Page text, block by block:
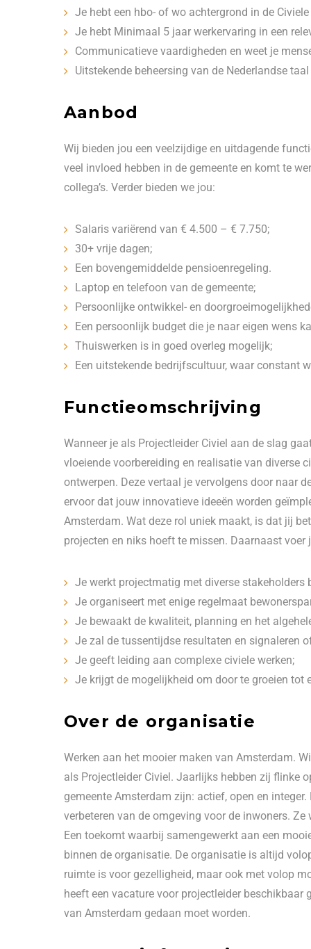
Je hebt een hbo- of wo achtergrond in de Civiele
Je hebt Minimaal 5 jaar werkervaring in een
Communicatieve vaardigheden en weet je
Uitstekende beheersing van de Nederlandse
Aanbod
Wij bieden jou een veelzijdige en uitdagende
veel invloed hebben in de gemeente en komt te
collega’s. Verder bieden we jou:
Salaris variërend van € 4.500 – € 7.750;
30+ vrije dagen;
Een bovengemiddelde pensioenregeling.
Laptop en telefoon van de gemeente;
Persoonlijke ontwikkel- en
Een persoonlijk budget die je naar eigen wens
Thuiswerken is in goed overleg mogelijk;
Een uitstekende bedrijfscultuur, waar constant
Functieomschrijving
Wanneer je als Projectleider Civiel aan de slag
vloeiende voorbereiding en realisatie van diverse
ontwerpen. Deze vertaal je vervolgens door naar
ervoor dat jouw innovatieve ideeën worden
Amsterdam. Wat deze rol uniek maakt, is dat jij
projecten en niks hoeft te missen. Daarnaast voer
Je werkt projectmatig met diverse stakeholders
Je organiseert met enige regelmaat
Je bewaakt de kwaliteit, planning en het
Je zal de tussentijdse resultaten en signaleren
Je geeft leiding aan complexe civiele werken;
Je krijgt de mogelijkheid om door te groeien tot
Over de organisatie
Werken aan het mooier maken van Amsterdam.
als Projectleider Civiel. Jaarlijks hebben zij flinke
gemeente Amsterdam zijn: actief, open en
verbeteren van de omgeving voor de inwoners.
Een toekomt waarbij samengewerkt aan een
binnen de organisatie. De organisatie is altijd
ruimte is voor gezelligheid, maar ook met volop
heeft een vacature voor projectleider beschikbaar
van Amsterdam gedaan moet worden.